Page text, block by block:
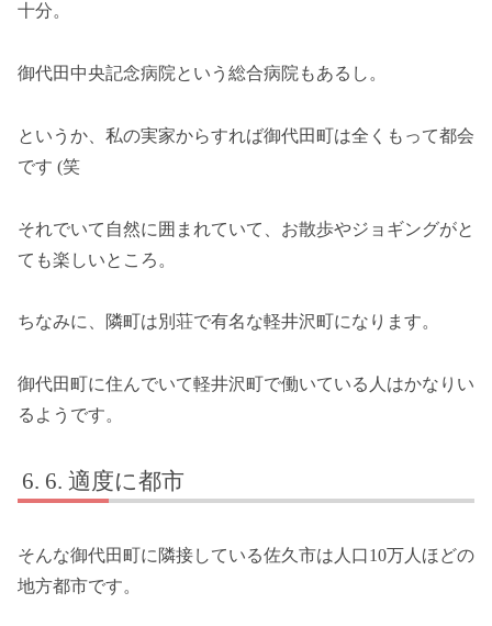
十分。
御代田中央記念病院という総合病院もあるし。
というか、私の実家からすれば御代田町は全くもって都会
です (笑
それでいて自然に囲まれていて、お散歩やジョギングがと
ても楽しいところ。
ちなみに、隣町は別荘で有名な軽井沢町になります。
御代田町に住んでいて軽井沢町で働いている人はかなりい
るようです。
6. 適度に都市
そんな御代田町に隣接している佐久市は人口10万人ほどの
地方都市です。